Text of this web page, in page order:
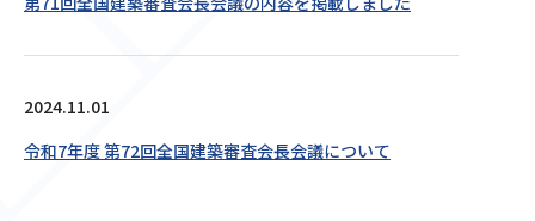
2024.11.01
令和7年度 第72回全国建築審査会長会議について